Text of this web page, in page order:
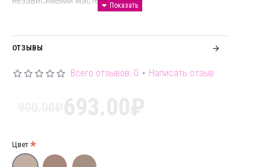
карандаш не крошится, не рассыпается, не создаёт
варьировать толщину линии, а сила нажима меняет
На обратном кончике карандаша есть мини-точилка.
ОТЗЫВЫ
Всего отзывов: 0 - Написать отзыв
Цвет